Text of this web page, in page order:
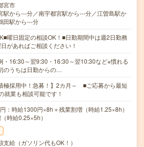
宮市
駅から---分／南宇都宮駅から---分／江曽島駅か
田駅から---分
曜日固定の相談OK！■日勤期間中は週2日勤務
があればご相談ください！
・16:30～翌9:30・16:30～翌10:30など※慣れる
のうちは日勤からの…
極採用中！急募！】2カ月～ ■ご応募から最短
就業も相談可能です！
：時給1300円×8h＋残業割増（時給1.25×8h）
時給0.25×5h）
支給（ガソリン代もOK！）